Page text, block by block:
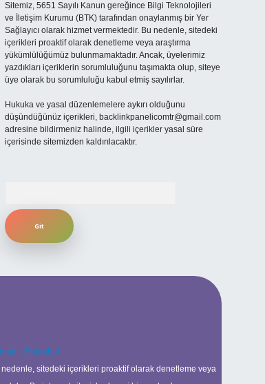
Sitemiz, 5651 Sayılı Kanun gereğince Bilgi Teknolojileri
ve İletişim Kurumu (BTK) tarafından onaylanmış bir Yer
Sağlayıcı olarak hizmet vermektedir. Bu nedenle, sitedeki
içerikleri proaktif olarak denetleme veya araştırma
yükümlülüğümüz bulunmamaktadır. Ancak, üyelerimiz
yazdıkları içeriklerin sorumluluğunu taşımakta olup, siteye
üye olarak bu sorumluluğu kabul etmiş sayılırlar.
Hukuka ve yasal düzenlemelere aykırı olduğunu
düşündüğünüz içerikleri, backlinkpanelicomtr@gmail.com
adresine bildirmeniz halinde, ilgili içerikler yasal süre
içerisinde sitemizden kaldırılacaktır.
@karabul
nedenle, sitedeki içerikleri proaktif olarak denetleme veya